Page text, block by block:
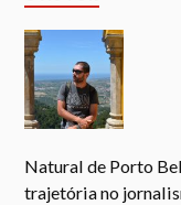
Natural de Porto
trajetória no